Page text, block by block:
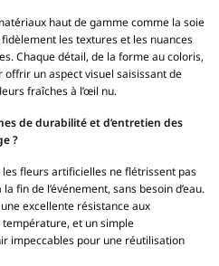
haut de gamme comme la soie
les textures et les nuances
Chaque détail, de la forme au coloris,
un aspect visuel saisissant de
fraîches à l’œil nu.
de durabilité et d’entretien des
?
fleurs artificielles ne flétrissent pas
fin de l’événement, sans besoin d’eau.
excellente résistance aux
et un simple
impeccables pour une réutilisation